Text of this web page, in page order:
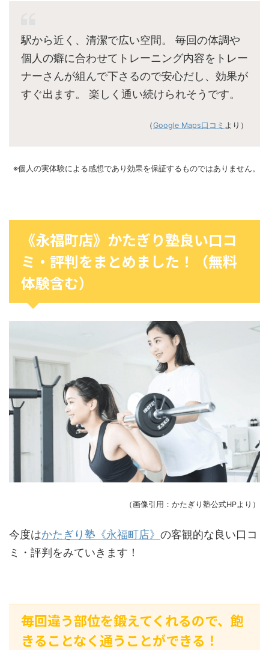
駅から近く、清潔で広い空間。 毎回の体調や
個人の癖に合わせてトレーニング内容をトレー
ナーさんが組んで下さるので安心だし、効果が
すぐ出ます。 楽しく通い続けられそうです。
（Google Maps口コミ より）
※個人の実体験による感想であり効果を保証するものではありません。
《永福町店》かたぎり塾良い口コ
ミ・評判をまとめました！（無料
体験含む）
（画像引用：かたぎり塾公式HPより）
今度はかたぎり塾《永福町店》 の客観的な良い口コ
ミ・評判をみていきます！
毎回違う部位を鍛えてくれるので、飽
きることなく通うことができる！